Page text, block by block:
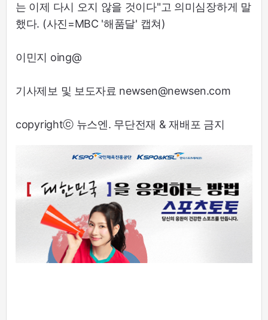
는 이제 다시 오지 않을 것이다"고 의미심장하게 말
했다. (사진=MBC '해품달' 캡쳐)
이민지 oing@
기사제보 및 보도자료 newsen@newsen.com
copyrightⓒ 뉴스엔. 무단전재 & 재배포 금지